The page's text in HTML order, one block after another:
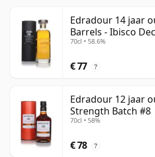
Edradour 14 jaar
Barrels - Ibisco
70cl • 58.6%
€ 77 ?
Edradour 12 jaar
Strength Batch #8
70cl • 58%
€ 78 ?